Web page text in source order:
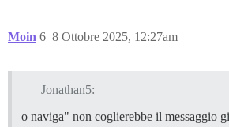
Moin 8 Ottobre 2025, 12:27am
6
Jonathan5:
o naviga" non coglierebbe il messaggio